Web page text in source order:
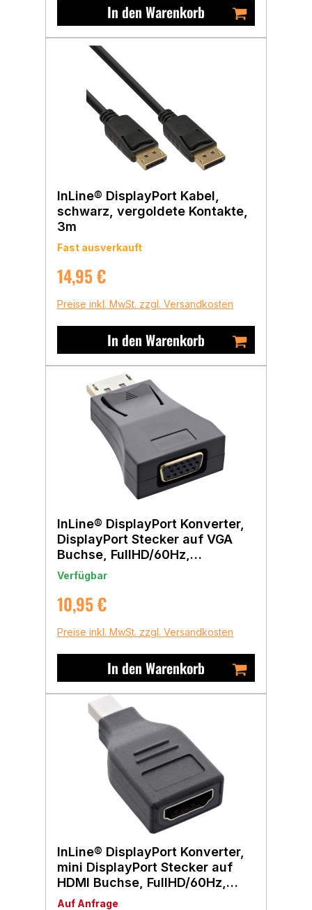
In den Warenkorb
InLine® DisplayPort Kabel,
schwarz, vergoldete Kontakte,
3m
Fast ausverkauft
Regulärer Preis:
14,95 €
Preise inkl. MwSt. zzgl. Versandkosten
In den Warenkorb
InLine® DisplayPort Konverter,
DisplayPort Stecker auf VGA
Buchse, FullHD/60Hz,
schwarz/gold
Verfügbar
Regulärer Preis:
10,95 €
Preise inkl. MwSt. zzgl. Versandkosten
In den Warenkorb
InLine® DisplayPort Konverter,
mini DisplayPort Stecker auf
HDMI Buchse, FullHD/60Hz,
schwarz
Auf Anfrage